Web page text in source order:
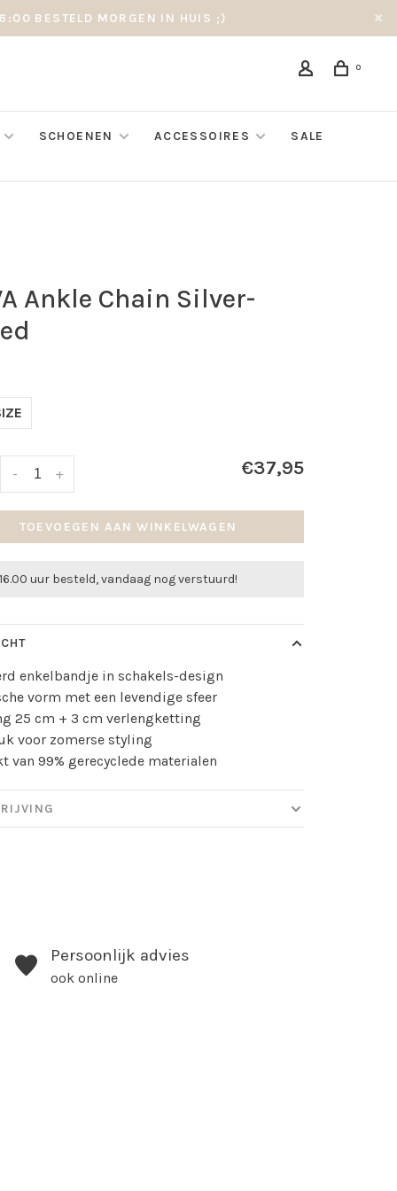
BESTELD MORGEN IN HUIS ;)
0
SCHOENEN ACCESSOIRES
SALE
Ankle Chain Silver-
+
- €37,95
TOEVOEGEN AAN WINKELWAGEN
uur besteld, vandaag nog verstuurd!
enkelbandje in schakels-design
vorm met een levendige sfeer
25 cm + 3 cm verlengketting
voor zomerse styling
van 99% gerecyclede materialen
Persoonlijk advies
ook online